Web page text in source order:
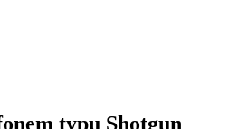
typu Shotgun